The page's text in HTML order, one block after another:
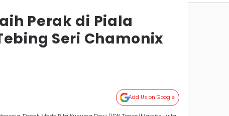
Perak di Piala
Seri Chamonix
Add Us on Google